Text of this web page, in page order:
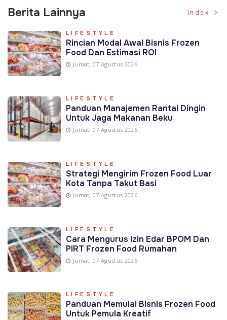
Berita Lainnya Index
LIFESTYLE
Rincian Modal Awal Bisnis Frozen
Food Dan Estimasi ROI
Jumat, 07 Agustus 2026
LIFESTYLE
Panduan Manajemen Rantai Dingin
Untuk Jaga Makanan Beku
Jumat, 07 Agustus 2026
LIFESTYLE
Strategi Mengirim Frozen Food Luar
Kota Tanpa Takut Basi
Jumat, 07 Agustus 2026
LIFESTYLE
Cara Mengurus Izin Edar BPOM Dan
PIRT Frozen Food Rumahan
Jumat, 07 Agustus 2026
LIFESTYLE
Panduan Memulai Bisnis Frozen Food
Untuk Pemula Kreatif